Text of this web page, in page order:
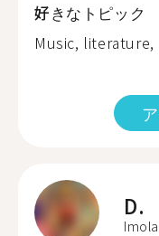
好きなトピック
Music,
D.
Imola